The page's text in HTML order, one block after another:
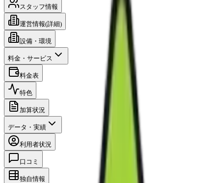
スタッフ情報
運営情報(詳細)
設備・環境
料金・サービス
料金表
特色
加算状況
データ・実績
利用者状況
口コミ
独自情報